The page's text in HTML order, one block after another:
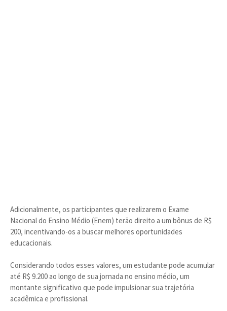
Adicionalmente, os participantes que realizarem o Exame
Nacional do Ensino Médio (Enem) terão direito a um bônus de R$
200, incentivando-os a buscar melhores oportunidades
educacionais.
Considerando todos esses valores, um estudante pode acumular
até R$ 9.200 ao longo de sua jornada no ensino médio, um
montante significativo que pode impulsionar sua trajetória
acadêmica e profissional.